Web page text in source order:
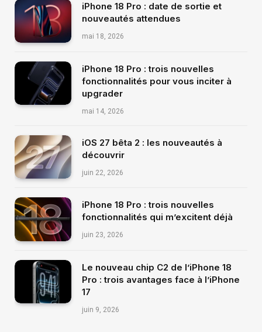
iPhone 18 Pro : date de sortie et
nouveautés attendues
mai 18, 2026
iPhone 18 Pro : trois nouvelles
fonctionnalités pour vous inciter à
upgrader
mai 14, 2026
iOS 27 bêta 2 : les nouveautés à
découvrir
juin 22, 2026
iPhone 18 Pro : trois nouvelles
fonctionnalités qui m’excitent déjà
juin 23, 2026
Le nouveau chip C2 de l’iPhone 18
Pro : trois avantages face à l’iPhone
17
juin 9, 2026